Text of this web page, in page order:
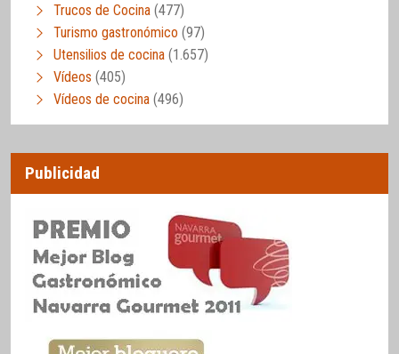
Trucos de Cocina (477)
Turismo gastronómico (97)
Utensilios de cocina (1.657)
Vídeos (405)
Vídeos de cocina (496)
Publicidad